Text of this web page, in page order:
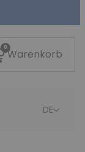
0Warenkorb
DE